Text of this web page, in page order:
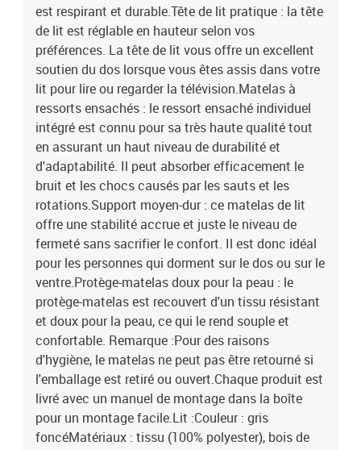
est respirant et durable.Tête de lit pratique : la tête
de lit est réglable en hauteur selon vos
préférences. La tête de lit vous offre un excellent
soutien du dos lorsque vous êtes assis dans votre
lit pour lire ou regarder la télévision.Matelas à
ressorts ensachés : le ressort ensaché individuel
intégré est connu pour sa très haute qualité tout
en assurant un haut niveau de durabilité et
d'adaptabilité. Il peut absorber efficacement le
bruit et les chocs causés par les sauts et les
rotations.Support moyen-dur : ce matelas de lit
offre une stabilité accrue et juste le niveau de
fermeté sans sacrifier le confort. Il est donc idéal
pour les personnes qui dorment sur le dos ou sur le
ventre.Protège-matelas doux pour la peau : le
protège-matelas est recouvert d'un tissu résistant
et doux pour la peau, ce qui le rend souple et
confortable. Remarque :Pour des raisons
d'hygiène, le matelas ne peut pas être retourné si
l'emballage est retiré ou ouvert.Chaque produit est
livré avec un manuel de montage dans la boîte
pour un montage facile.Lit :Couleur : gris
foncéMatériaux : tissu (100% polyester), bois de